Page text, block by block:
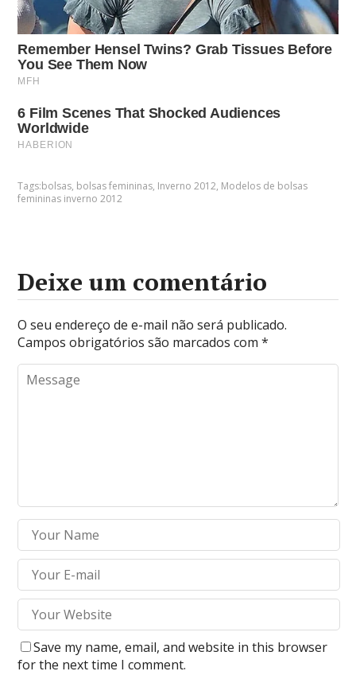
Tags:bolsas, bolsas femininas, Inverno 2012, Modelos de bolsas
femininas inverno 2012
Deixe um comentário
O seu endereço de e-mail não será publicado.
Campos obrigatórios são marcados com*
Save my name, email, and website in this browser
for the next time I comment.